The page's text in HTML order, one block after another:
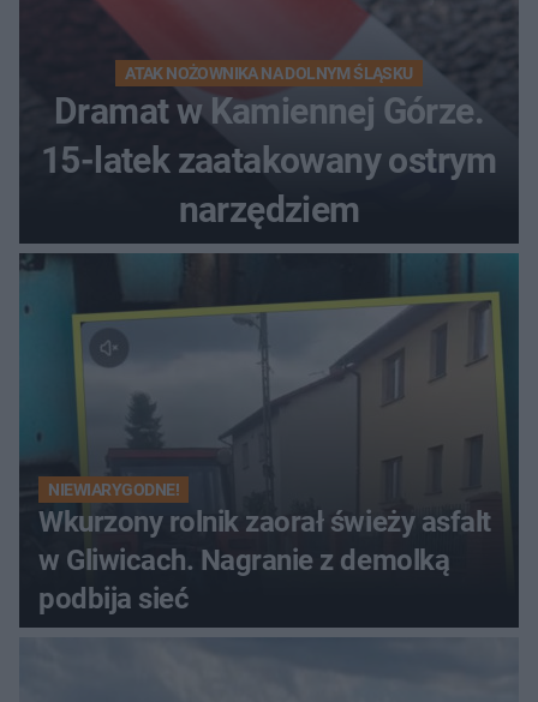
ATAK NOŻOWNIKA NA DOLNYM ŚLĄSKU
Dramat w Kamiennej Górze.
15-latek zaatakowany ostrym
narzędziem
NIEWIARYGODNE!
Wkurzony rolnik zaorał świeży asfalt
w Gliwicach. Nagranie z demolką
podbija sieć